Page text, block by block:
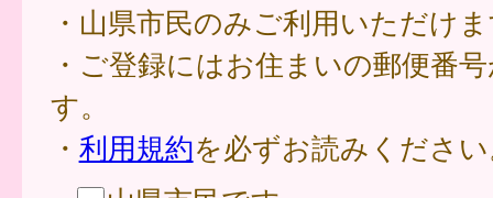
・山県市民のみご利用いただけ
・ご登録にはお住まいの郵便番
す。
・ 利用規約を必ずお読みくださ